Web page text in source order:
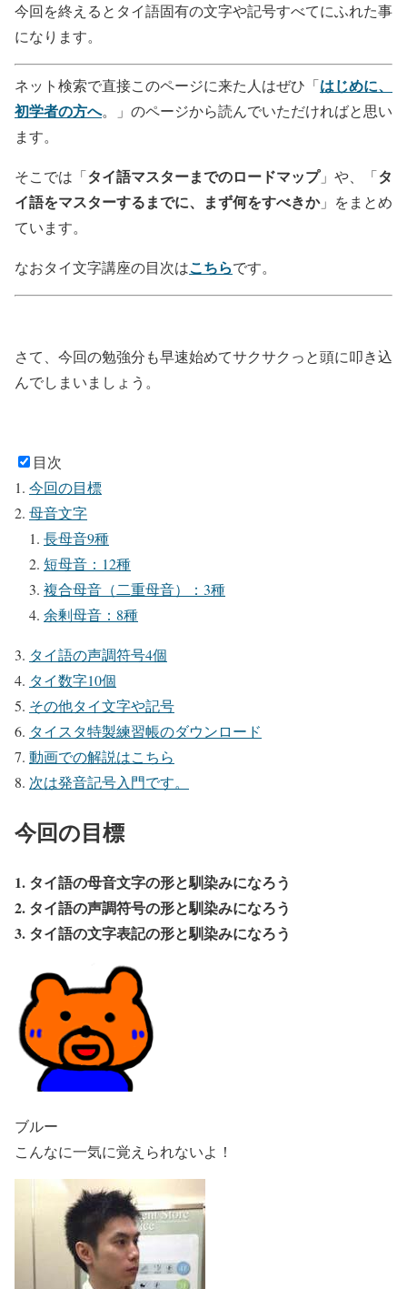
今回を終えるとタイ語固有の文字や記号すべてにふれた事
になります。
ネット検索で直接このページに来た人はぜひ「はじめに、
初学者の方へ。」のページから読んでいただければと思い
ます。
そこでは「タイ語マスターまでのロードマップ」や、「タ
イ語をマスターするまでに、まず何をすべきか」をまとめ
ています。
なおタイ文字講座の目次はこちらです。
さて、今回の勉強分も早速始めてサクサクっと頭に叩き込
んでしまいましょう。
目次
今回の目標
母音文字
長母音9種
短母音：12種
複合母音（二重母音）：3種
余剰母音：8種
タイ語の声調符号4個
タイ数字10個
その他タイ文字や記号
タイスタ特製練習帳のダウンロード
動画での解説はこちら
次は発音記号入門です。
今回の目標
1. タイ語の母音文字の形と馴染みになろう
2. タイ語の声調符号の形と馴染みになろう
3. タイ語の文字表記の形と馴染みになろう
ブルー
こんなに一気に覚えられないよ！